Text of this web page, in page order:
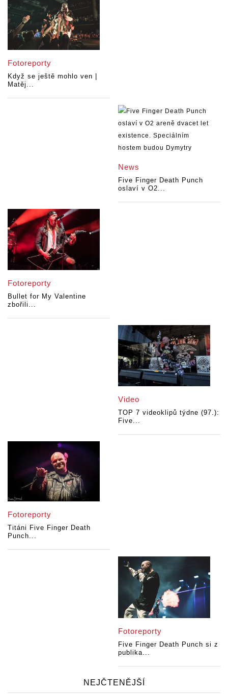
Fotoreporty
Když se ještě mohlo ven |
Matěj...
News
Five Finger Death Punch
oslaví v O2...
Fotoreporty
Bullet for My Valentine
zbořili...
Video
TOP 7 videoklipů týdne (97.):
Five...
Fotoreporty
Titáni Five Finger Death
Punch...
Fotoreporty
Five Finger Death Punch si z
publika...
NEJČTENĚJŠÍ